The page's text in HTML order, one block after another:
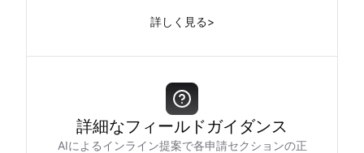
詳しく見る>
詳細なフィールドガイダンス
AIによるインライン提案で各申請セクションの正